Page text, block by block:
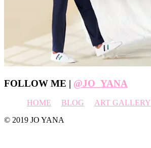
Footer
FOLLOW ME | @JO_YANA
HOME BLOG ART GALLERY
© 2019 JO YANA